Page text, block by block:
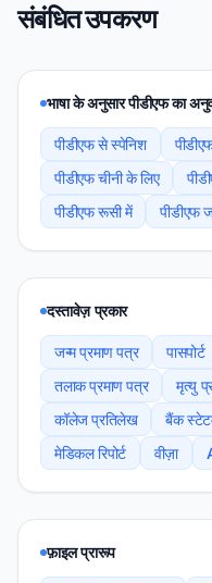
संबंधित उपकरण
भाषा के अनुसार पीडीएफ का
पीडीएफ से स्पेनिश
पीडीएफ चीनी के लिए
पीडीएफ रूसी में
पीडीएफ
दस्तावेज़ प्रकार
जन्म प्रमाण पत्र पासपोर्ट
तलाक प्रमाण पत्र
मृत्यु
कॉलेज प्रतिलेख
बैंक
मेडिकल रिपोर्ट
वीज़ा
फ़ाइल प्रारूप